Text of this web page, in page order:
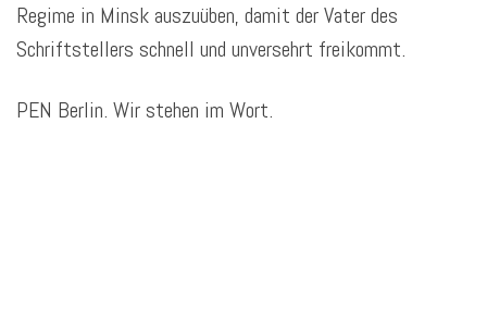
Regime in Minsk auszuüben, damit der Vater des
Schriftstellers schnell und unversehrt freikommt.
PEN Berlin. Wir stehen im Wort.